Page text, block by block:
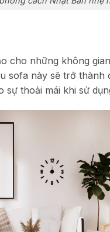
cho những không
sofa này sẽ trở
sự thoải mái khi sử